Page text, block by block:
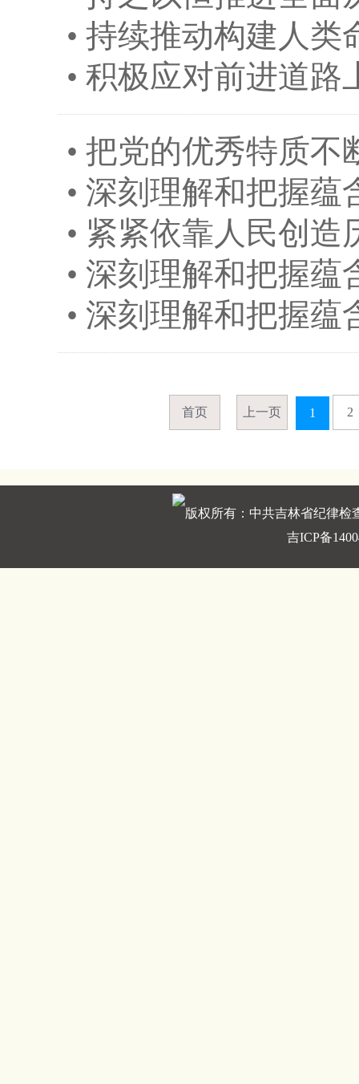
• 持续推动构建人类
• 积极应对前进道路
• 把党的优秀特质不
• 深刻理解和把握蕴
• 紧紧依靠人民创造
• 深刻理解和把握蕴
• 深刻理解和把握蕴
首页 上一页 1 2
版权所有：中共吉林省纪律检
吉ICP备